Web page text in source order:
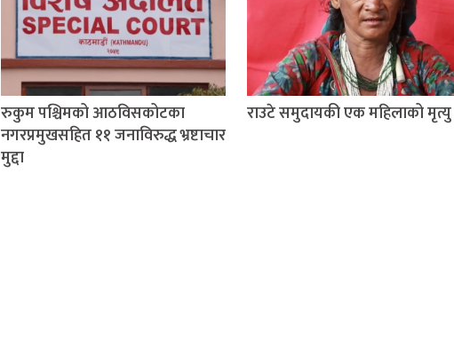
रुकुम पश्चिमको आठविसकोटका
नगरप्रमुखसहित ११ जनाविरुद्ध भ्रष्टाचार
मुद्दा
राउटे समुदायकी एक महिलाको मृत्यु